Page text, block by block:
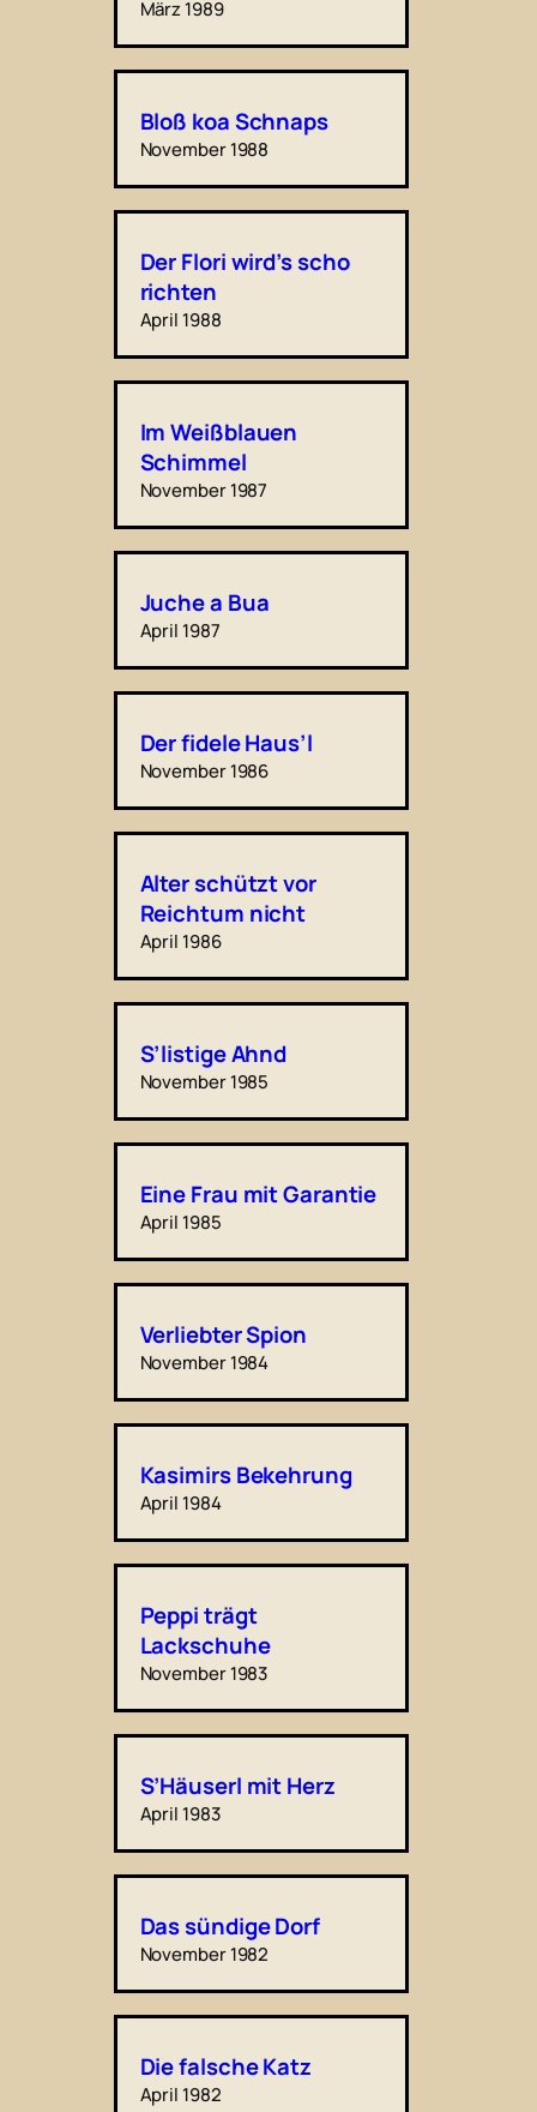
März 1989
Bloß koa Schnaps
November 1988
Der Flori wird’s scho
richten
April 1988
Im Weißblauen
Schimmel
November 1987
Juche a Bua
April 1987
Der fidele Haus’l
November 1986
Alter schützt vor
Reichtum nicht
April 1986
S’listige Ahnd
November 1985
Eine Frau mit Garantie
April 1985
Verliebter Spion
November 1984
Kasimirs Bekehrung
April 1984
Peppi trägt
Lackschuhe
November 1983
S’Häuserl mit Herz
April 1983
Das sündige Dorf
November 1982
Die falsche Katz
April 1982